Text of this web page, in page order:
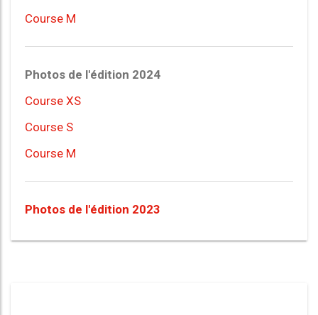
Course M
Photos de l'édition 2024
Course XS
Course S
Course M
Photos de l'édition 2023